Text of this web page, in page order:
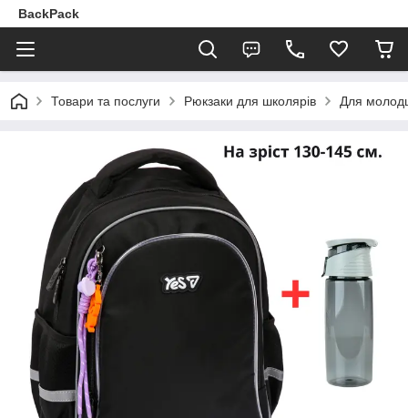
BackPack
Товари та послуги Рюкзаки для школярів Для